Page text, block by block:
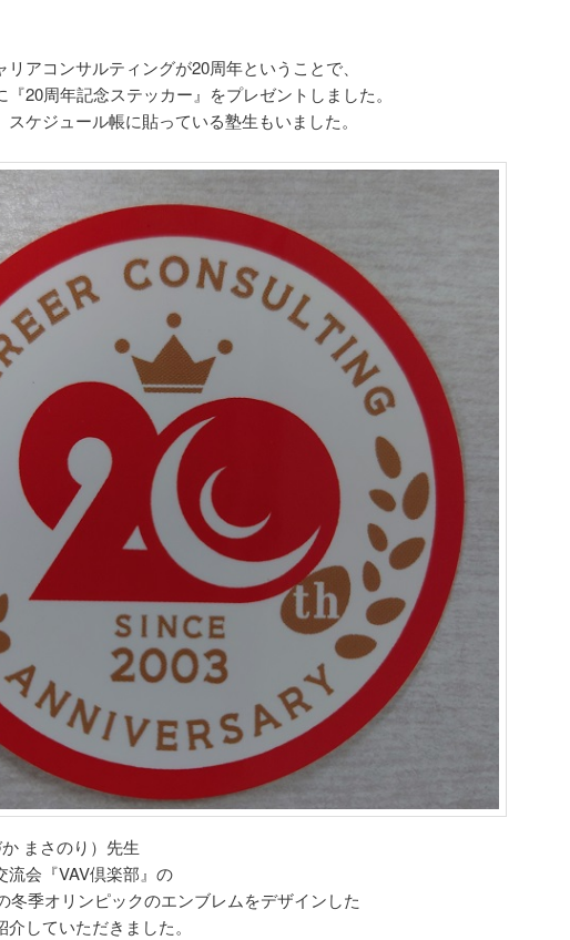
アコンサルティングが20周年ということで、
20周年記念ステッカー』をプレゼントしました。
ケジュール帳に貼っている塾生もいました。
まさのり）先生
流会『VAV倶楽部』の
冬季オリンピックのエンブレムをデザインした
していただきました。